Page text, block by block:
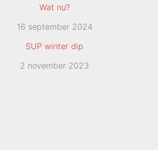
Wat nu?
16 september 2024
SUP winter dip
2 november 2023